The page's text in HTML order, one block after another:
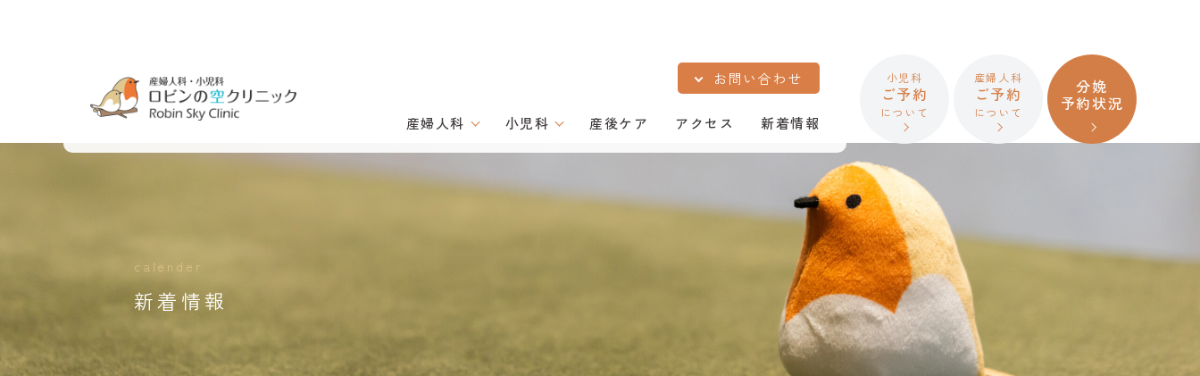
お問い合わせ
産婦人科 小児科 産後ケア アクセス 新着情報
小児科
ご予約
について
産婦人科
ご予約
について
分娩
予約状況
calender
新着情報